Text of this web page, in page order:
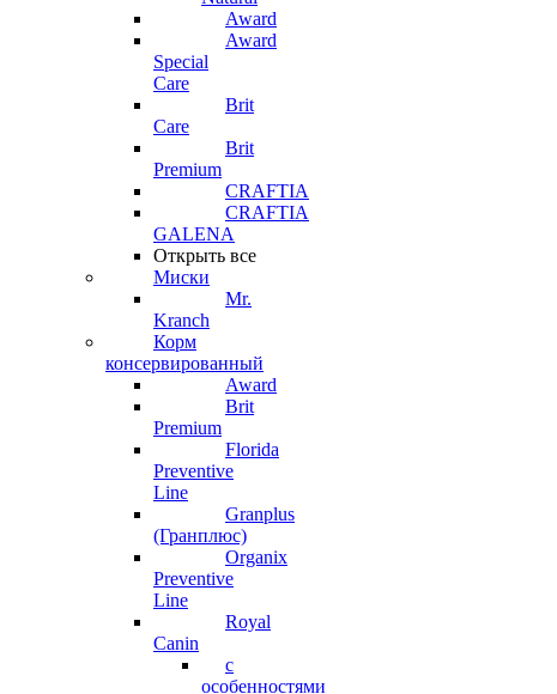
Award
Award
Special
Care
Brit
Care
Brit
Premium
CRAFTIA
CRAFTIA
GALENA
Открыть все
Миски
Mr.
Kranch
Корм
консервированный
Award
Brit
Premium
Florida
Preventive
Line
Granplus
(Гранплюс)
Organix
Preventive
Line
Royal
Canin
с
особенностями